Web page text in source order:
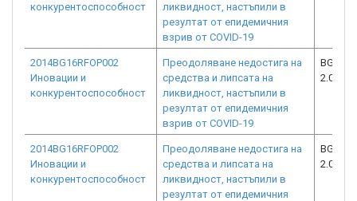
конкурентоспособност
ликвидност, настъпили в
резултат от епидемичния
взрив от COVID-19
2014BG16RFOP002
Иновации и
конкурентоспособност
Преодоляване недостига на
средства и липсата на
ликвидност, настъпили в
резултат от епидемичния
взрив от COVID-19
2.073-
2014BG16RFOP002
Иновации и
конкурентоспособност
Преодоляване недостига на
средства и липсата на
ликвидност, настъпили в
резултат от епидемичния
2.073-